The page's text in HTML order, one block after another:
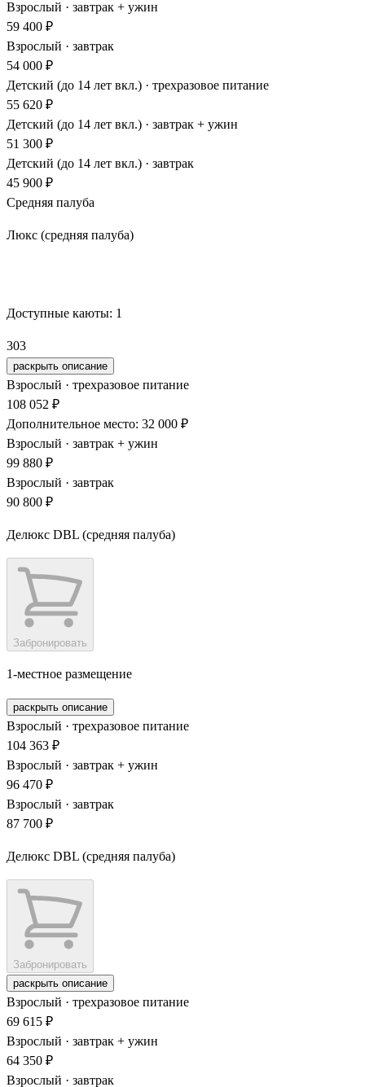
Взрослый · завтрак + ужин
59 400 ₽
Взрослый · завтрак
54 000 ₽
Детский (до 14 лет вкл.) · трехразовое питание
55 620 ₽
Детский (до 14 лет вкл.) · завтрак + ужин
51 300 ₽
Детский (до 14 лет вкл.) · завтрак
45 900 ₽
Средняя палуба
Люкс (средняя палуба)
Доступные каюты: 1
303
раскрыть описание
Взрослый · трехразовое питание
108 052 ₽
Дополнительное место: 32 000 ₽
Взрослый · завтрак + ужин
99 880 ₽
Взрослый · завтрак
90 800 ₽
Делюкс DBL (средняя палуба)
Забронировать
1-местное размещение
раскрыть описание
Взрослый · трехразовое питание
104 363 ₽
Взрослый · завтрак + ужин
96 470 ₽
Взрослый · завтрак
87 700 ₽
Делюкс DBL (средняя палуба)
Забронировать
раскрыть описание
Взрослый · трехразовое питание
69 615 ₽
Взрослый · завтрак + ужин
64 350 ₽
Взрослый · завтрак